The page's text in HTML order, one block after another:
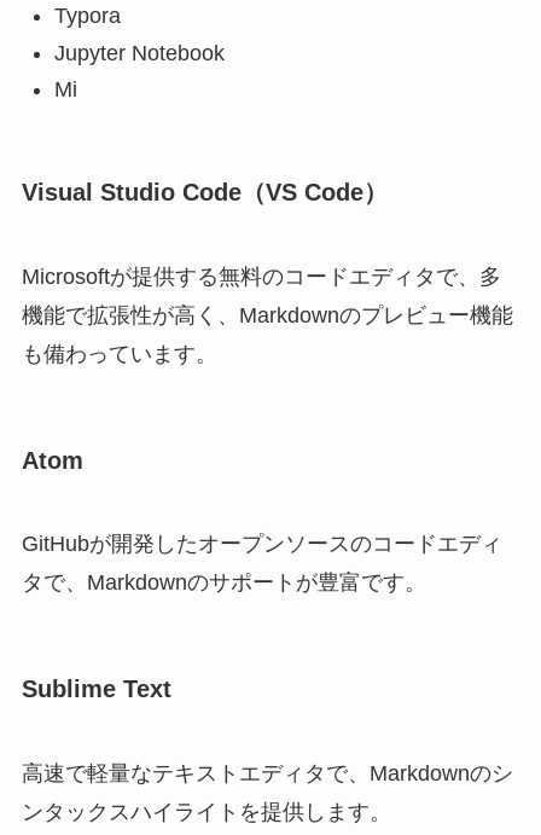
Typora
Jupyter Notebook
Mi
Visual Studio Code（VS Code）
Microsoftが提供する無料のコードエディタで、多
機能で拡張性が高く、Markdownのプレビュー機能
も備わっています。
Atom
GitHubが開発したオープンソースのコードエディ
タで、Markdownのサポートが豊富です。
Sublime Text
高速で軽量なテキストエディタで、Markdownのシ
ンタックスハイライトを提供します。